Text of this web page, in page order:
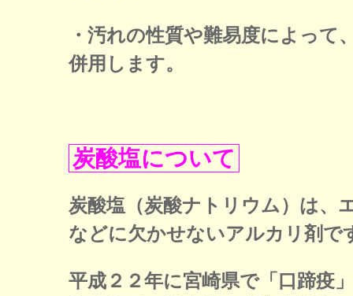
・汚れの性質や難易度によって
併用します。
炭酸塩について
炭酸塩（炭酸ナトリウム）は、
などに欠かせないアルカリ剤で
平成２２年に宮崎県で「口蹄疫